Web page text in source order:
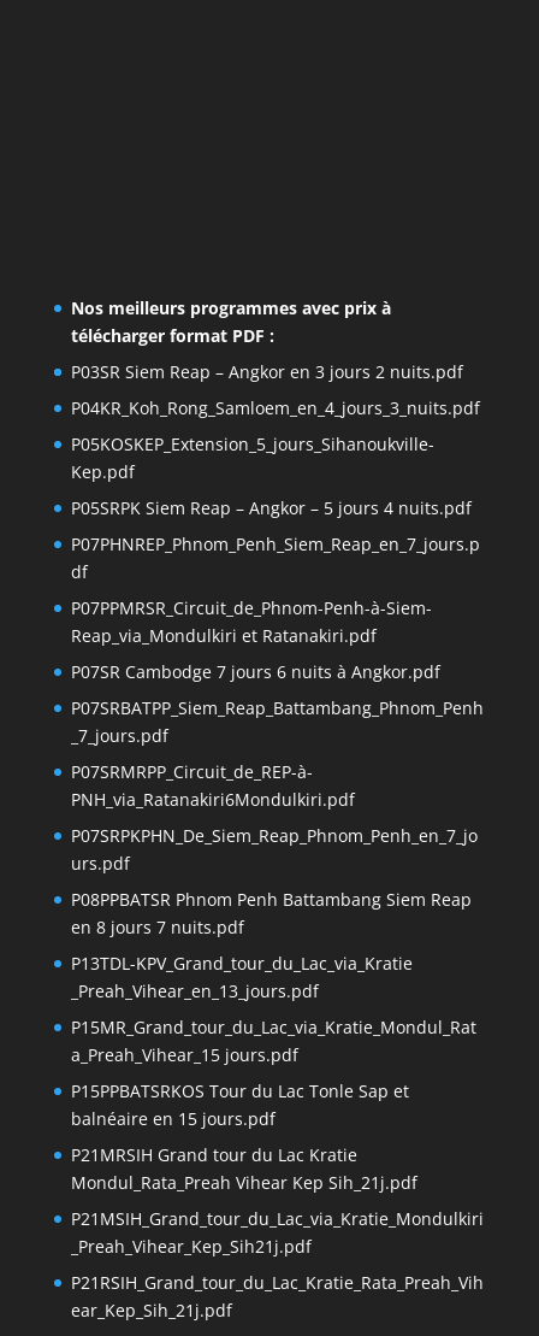
Nos meilleurs programmes avec prix à
télécharger format PDF :
P03SR Siem Reap – Angkor en 3 jours 2 nuits.pdf
P04KR_Koh_Rong_Samloem_en_4_jours_3_nuits.pdf
P05KOSKEP_Extension_5_jours_Sihanoukville-
Kep.pdf
P05SRPK Siem Reap – Angkor – 5 jours 4 nuits.pdf
P07PHNREP_Phnom_Penh_Siem_Reap_en_7_jours.p
df
P07PPMRSR_Circuit_de_Phnom-Penh-à-Siem-
Reap_via_Mondulkiri et Ratanakiri.pdf
P07SR Cambodge 7 jours 6 nuits à Angkor.pdf
P07SRBATPP_Siem_Reap_Battambang_Phnom_Penh
_7_jours.pdf
P07SRMRPP_Circuit_de_REP-à-
PNH_via_Ratanakiri6Mondulkiri.pdf
P07SRPKPHN_De_Siem_Reap_Phnom_Penh_en_7_jo
urs.pdf
P08PPBATSR Phnom Penh Battambang Siem Reap
en 8 jours 7 nuits.pdf
P13TDL-KPV_Grand_tour_du_Lac_via_Kratie
_Preah_Vihear_en_13_jours.pdf
P15MR_Grand_tour_du_Lac_via_Kratie_Mondul_Rat
a_Preah_Vihear_15 jours.pdf
P15PPBATSRKOS Tour du Lac Tonle Sap et
balnéaire en 15 jours.pdf
P21MRSIH Grand tour du Lac Kratie
Mondul_Rata_Preah Vihear Kep Sih_21j.pdf
P21MSIH_Grand_tour_du_Lac_via_Kratie_Mondulkiri
_Preah_Vihear_Kep_Sih21j.pdf
P21RSIH_Grand_tour_du_Lac_Kratie_Rata_Preah_Vih
ear_Kep_Sih_21j.pdf